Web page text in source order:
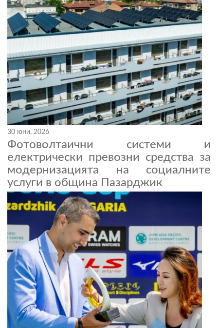
30 юни, 2026
Фотоволтаични системи и
електрически превозни средства за
модернизацията на социалните
услуги в община Пазарджик